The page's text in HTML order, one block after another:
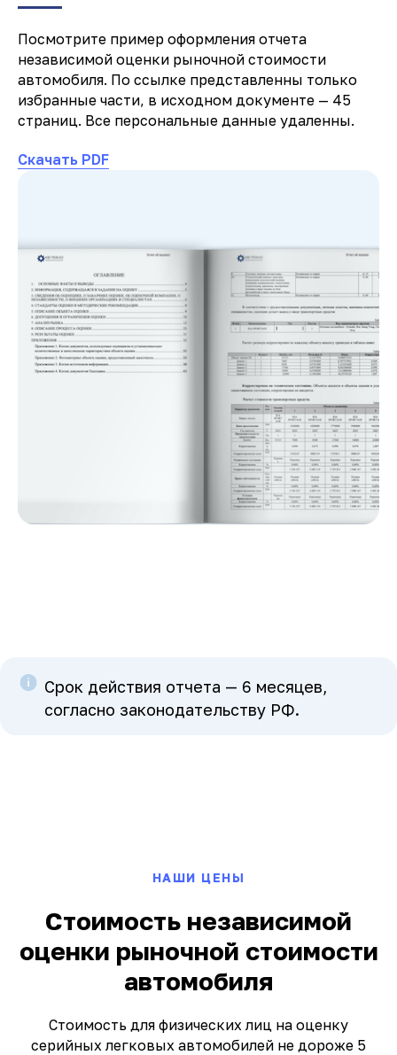
Посмотрите пример оформления отчета
независимой оценки рыночной стоимости
автомобиля. По ссылке представленны только
избранные части, в исходном документе — 45
страниц. Все персональные данные удаленны.
Скачать PDF
Срок действия отчета — 6 месяцев,
согласно законодательству РФ.
НАШИ ЦЕНЫ
Стоимость независимой
оценки рыночной стоимости
автомобиля
Стоимость для физических лиц на оценку
серийных легковых автомобилей не дороже 5